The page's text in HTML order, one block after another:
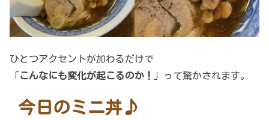
ひとつアクセントが加わるだけで
「 こんなにも変化が起こるのか！ 」って驚かされます。
今日のミニ丼♪